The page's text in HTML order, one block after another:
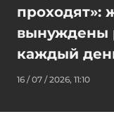
проходят»:
вынуждены
каждый
16 / 07 / 2026, 11:10